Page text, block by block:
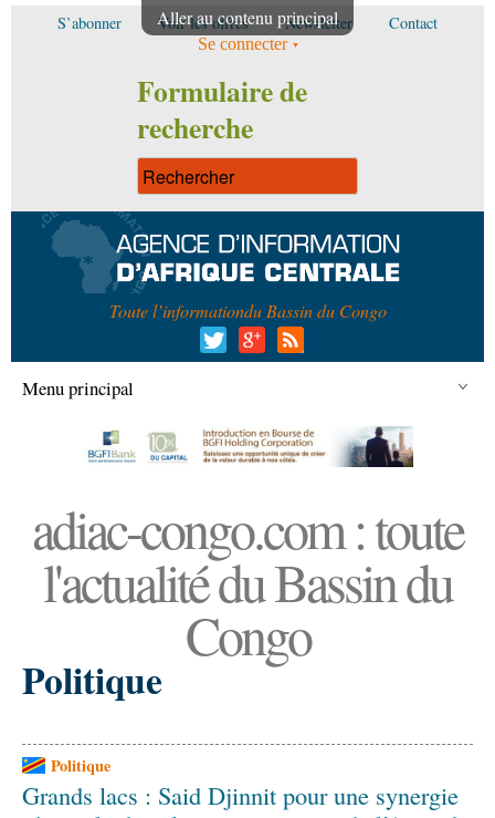
Aller au contenu principal
S’abonner Voir les offres Newsletter Contact
Se connecter
Formulaire de
recherche
Toute l’informationdu Bassin du Congo
Menu principal
adiac-congo.com : toute
l'actualité du Bassin du
Congo
Politique
Politique
Grands lacs : Said Djinnit pour une synergie